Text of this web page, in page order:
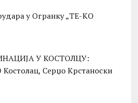
у Огранку „ТЕ-KО
У КОСТОЛЦУ:
Серџо Крстаноски